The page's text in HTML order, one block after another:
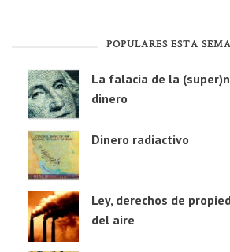
POPULARES ESTA
La falacia de la
dinero
Dinero radiactivo
Ley, derechos de
del aire